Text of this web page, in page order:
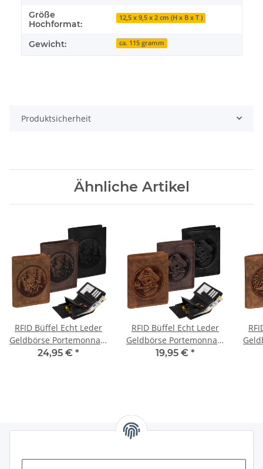
Größe
Hochformat:
12,5 x 9,5 x 2 cm (H x B x T )
Gewicht: ca. 115 gramm
Produktsicherheit
Ähnliche Artikel
RFID Büffel Echt Leder
Geldbörse Portemonnaie
Herren mit geprägtem
24,95 € *
RFID Büffel Echt Leder
Geldbörse Portemonnaie
Herren mit geprägtem
19,95 € *